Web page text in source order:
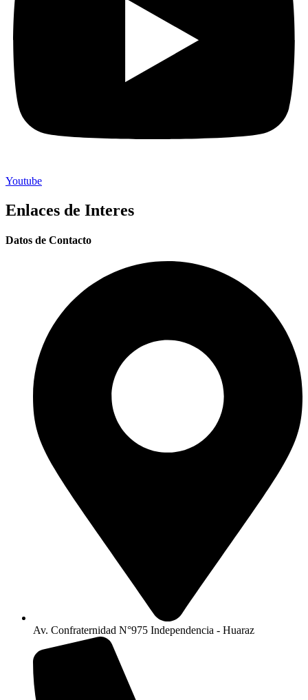
Youtube
Enlaces de Interes
Datos de Contacto
Av. Confraternidad N°975 Independencia - Huaraz